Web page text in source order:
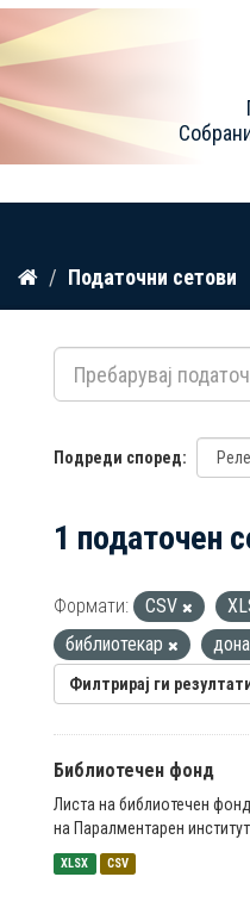
Прескокнете
содржина
Податочни сетови
Подреди според
1 податочен
Формати: CSV
библиотекар
Филтрирај ги
Библиотечен фонд
Листа на библиотечен
на Паралментарен институт
XLSX CSV